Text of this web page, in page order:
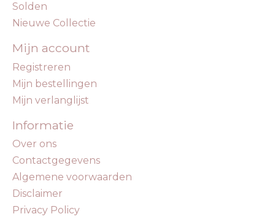
Solden
Nieuwe Collectie
Mijn account
Registreren
Mijn bestellingen
Mijn verlanglijst
Informatie
Over ons
Contactgegevens
Algemene voorwaarden
Disclaimer
Privacy Policy